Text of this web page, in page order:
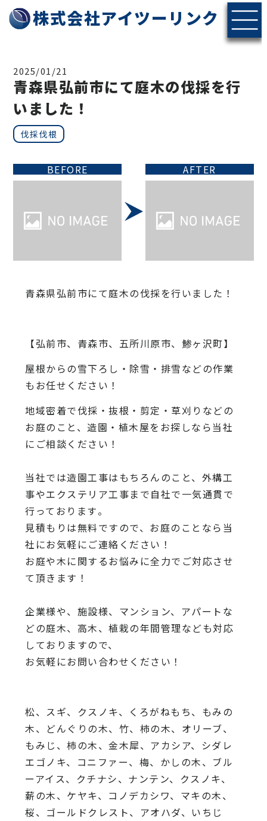
株式会社アイツーリンク
2025/01/21
青森県弘前市にて庭木の伐採を行
いました！
伐採伐根
BEFORE AFTER
青森県弘前市にて庭木の伐採を行いました！
【弘前市、青森市、五所川原市、鯵ヶ沢町】
屋根からの雪下ろし・除雪・排雪などの作業
もお任せください！
地域密着で伐採・抜根・剪定・草刈りなどの
お庭のこと、造園・ 植木屋をお探しなら当社
にご相談ください！
当社では造園工事はもちろんのこと、 外構工
事やエクステリア工事まで自社で一気通貫で
行っております。
見積もりは無料ですので、 お庭のことなら当
社にお気軽にご連絡ください！
お庭や木に関するお悩みに全力でご対応させ
て頂きます！
企業様や、施設様、マンション、アパートな
どの庭木、高木、植栽の年間管理なども対応
しておりますので、
お気軽にお問い合わせください！
松、スギ、クスノキ、くろがねもち、もみの
木、どんぐりの木、 竹、柿の木、オリーブ、
もみじ、柿の木、金木犀、アカシア、 シダレ
エゴノキ、コニファー、梅、かしの木、ブル
ーアイス、 クチナシ、ナンテン、クスノキ、
薪の木、ケヤキ、コノデカシワ、マキの木、
桜、 ゴールドクレスト、アオハダ、いちじ